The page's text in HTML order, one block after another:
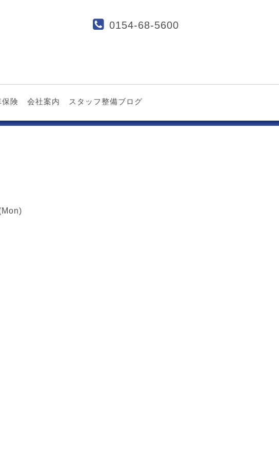
0154-68-5600
保険 会社案内 スタッフ整備ブログ